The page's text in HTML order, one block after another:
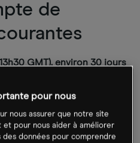
de
GMT), environ 30 jours
du monde. Cette
les transactions
pour nous
nous assurer que notre site
pour nous aider à améliorer
données pour comprendre